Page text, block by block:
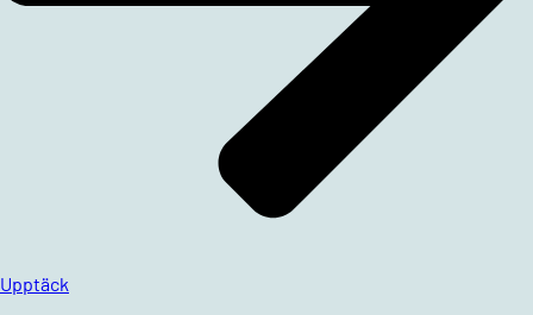
Upptäck